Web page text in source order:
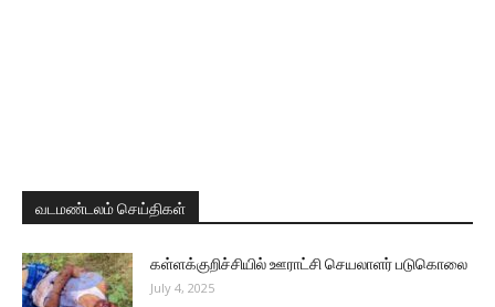
வடமண்டலம் செய்திகள்
கள்ளக்குறிச்சியில் ஊராட்சி செயலாளர் படுகொலை
July 4, 2025